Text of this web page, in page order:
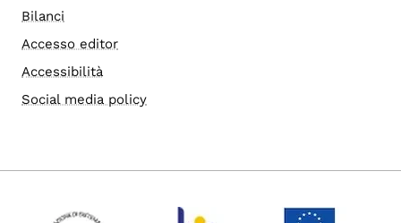
Bilanci
Accesso editor
Accessibilità
Social media policy